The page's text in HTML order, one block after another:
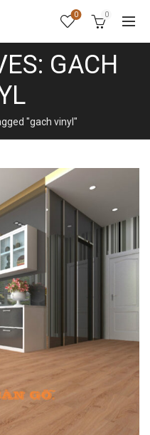
0 0
GACH
"gach vinyl"